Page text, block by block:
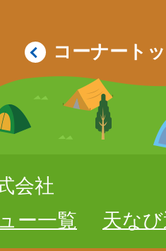
コーナート
会社
ー一覧
天な